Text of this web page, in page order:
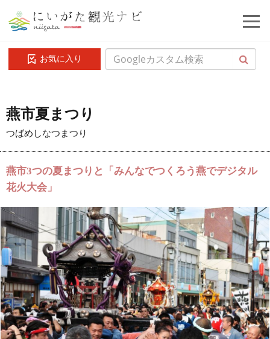
お気に入り
燕市夏まつり
つばめしなつまつり
燕市3つの夏まつりと「みんなでつくろう燕でデジタル
花火大会」